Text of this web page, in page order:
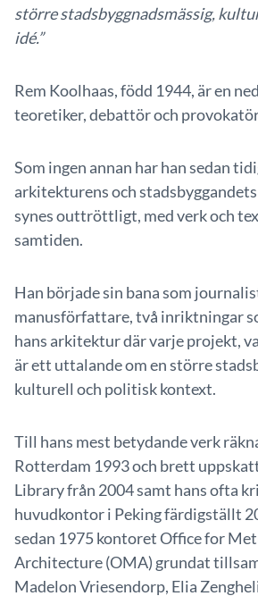
större stadsbyggnadsmässig,
idé.”
Rem Koolhaas, född 1944, är en
teoretiker, debattör och
Som ingen annan har han sedan
arkitekturens och
synes outtröttligt, med verk och
samtiden.
Han började sin bana som
manusförfattare, två inriktningar
hans arkitektur där varje projekt,
är ett uttalande om en större
kulturell och politisk kontext.
Till hans mest betydande verk
Rotterdam 1993 och brett
Library från 2004 samt hans ofta
huvudkontor i Peking färdigställt
sedan 1975 kontoret Office for
Architecture (OMA) grundat
Madelon Vriesendorp, Elia